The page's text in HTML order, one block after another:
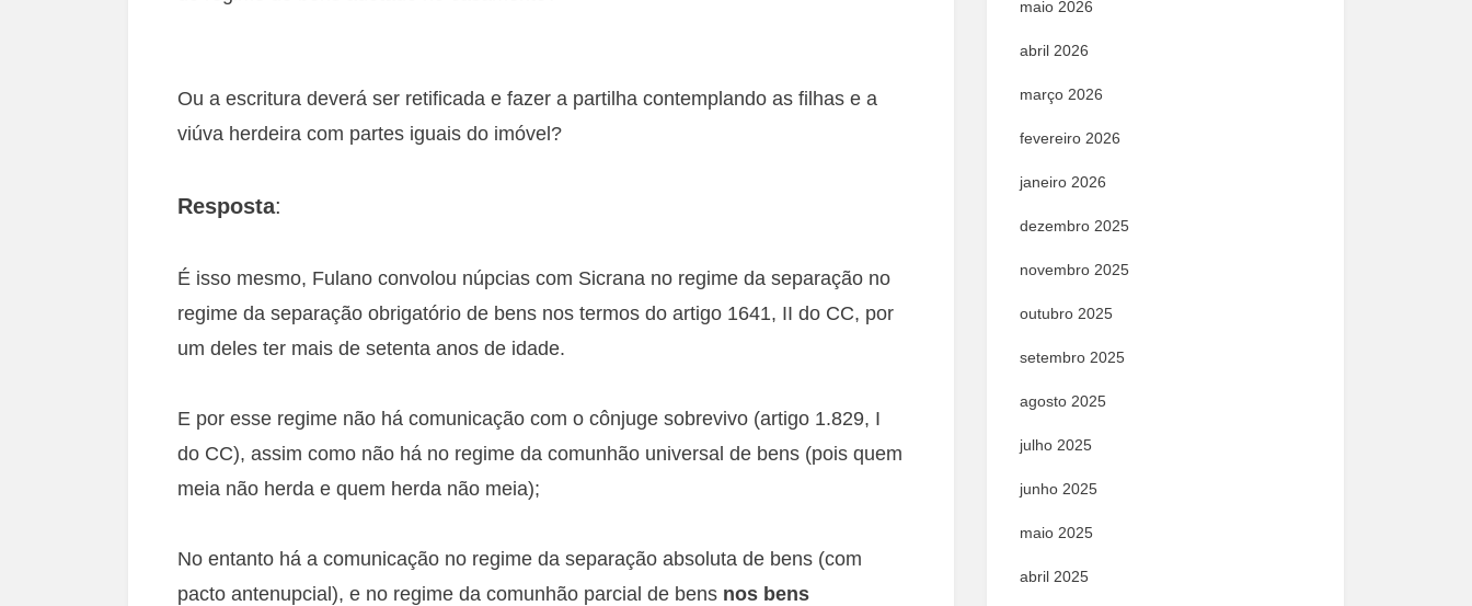
Ou a escritura deverá ser retificada e fazer a partilha contemplando as filhas e a
viúva herdeira com partes iguais do imóvel?
Resposta:
É isso mesmo, Fulano convolou núpcias com Sicrana no regime da separação no
regime da separação obrigatório de bens nos termos do artigo 1641, II do CC, por
um deles ter mais de setenta anos de idade.
E por esse regime não há comunicação com o cônjuge sobrevivo (artigo 1.829, I
do CC), assim como não há no regime da comunhão universal de bens (pois quem
meia não herda e quem herda não meia);
No entanto há a comunicação no regime da separação absoluta de bens (com
pacto antenupcial), e no regime da comunhão parcial de bens nos bens
maio 2026
abril 2026
março 2026
fevereiro 2026
janeiro 2026
dezembro 2025
novembro 2025
outubro 2025
setembro 2025
agosto 2025
julho 2025
junho 2025
maio 2025
abril 2025